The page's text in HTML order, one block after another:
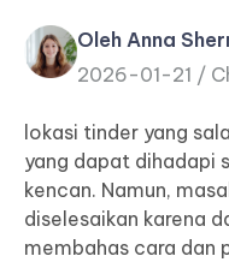
untuk
iOS
Tenorshare
PDNob
iAnyGo
Oleh Anna
2026-01-21 /
lokasi tinder yang
yang dapat dihadapi
kencan. Namun,
diselesaikan karena
membahas cara dan